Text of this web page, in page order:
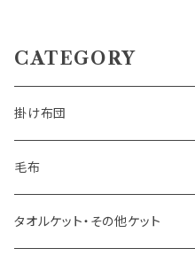
CATEGORY
掛け布団
羽毛掛け布団
羊毛掛け布団
毛布
一重毛布
タオルケット・その他ケット